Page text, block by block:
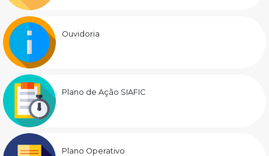
Ouvidoria
Plano de Ação SIAFIC
Plano Operativo